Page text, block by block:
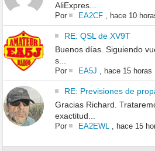
AliExpres...
Por EA2CF, hace 10
RE: QSL de XV9T
Buenos días. Siguiendo
s...
Por EA5J , hace 15 horas
RE: Previsiones de
Gracias Richard.
exactitud...
Por EA2EWL, hace 15